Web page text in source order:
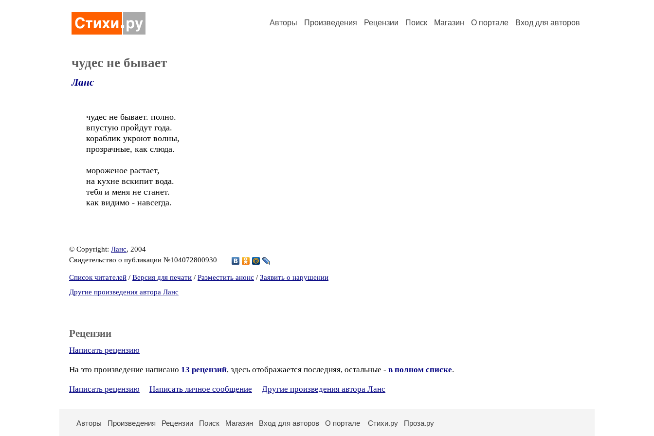
Авторы Произведения Рецензии Поиск Магазин О портале Вход для авторов
чудес не бывает
Ланс
чудес не бывает. полно.
впустую пройдут года.
кораблик укроют волны,
прозрачные, как слюда.
мороженое растает,
на кухне вскипит вода.
тебя и меня не станет.
как видимо - навсегда.
© Copyright: Ланс, 2004
Свидетельство о публикации №104072800930
Список читателей / Версия для печати / Разместить анонс / Заявить о нарушении
Другие произведения автора Ланс
Рецензии
Написать рецензию
На это произведение написано 13 рецензий, здесь отображается последняя, остальные - в полном списке.
Написать рецензию Написать личное сообщение Другие произведения автора Ланс
Авторы Произведения Рецензии Поиск Магазин Вход для авторов О портале Стихи.ру Проза.ру